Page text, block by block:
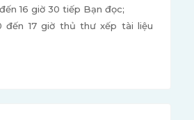
16 giờ 30 tiếp Bạn đọc;
đến 17 giờ thủ thư xếp tài liệu